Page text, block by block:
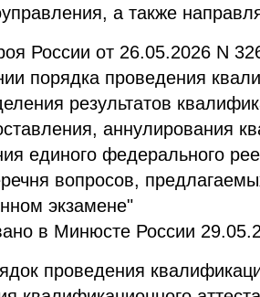
а также
России от 26.05.2026 N
порядка проведения
результатов
аннулирования
единого федерального
вопросов,
экзамене"
в Минюсте России
проведения